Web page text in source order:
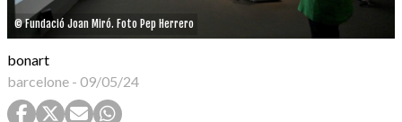
© Fundació Joan Miró. Foto Pep Herrero
bonart
barcelone - 09/05/24